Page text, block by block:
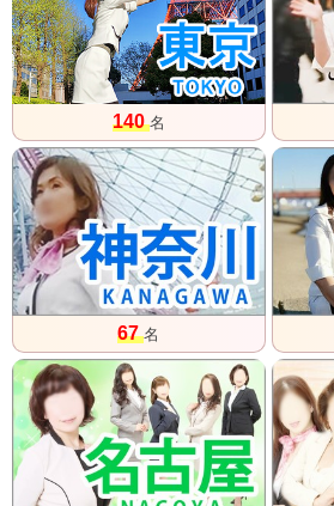
140 名
67 名